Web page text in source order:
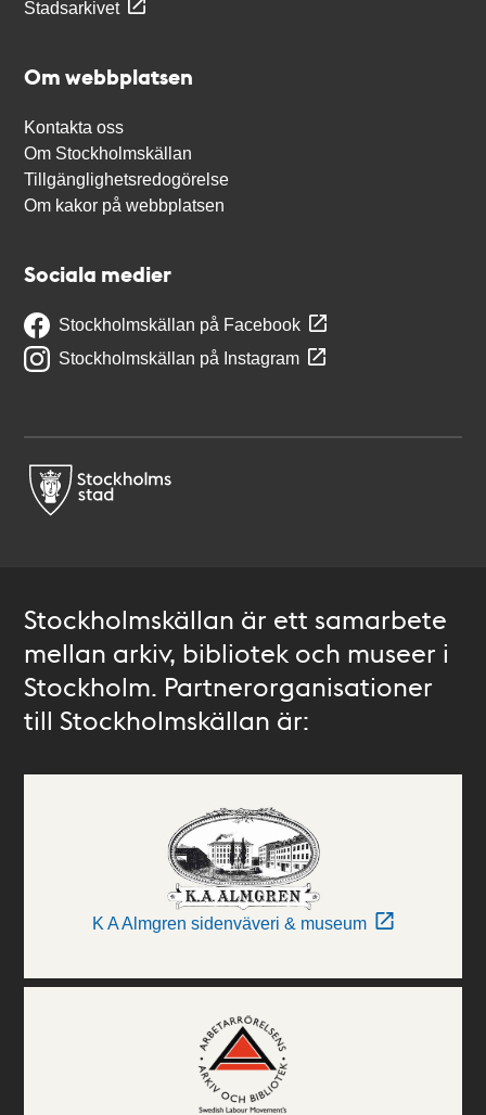
Stadsarkivet
Om webbplatsen
Kontakta oss
Om Stockholmskällan
Tillgänglighetsredogörelse
Om kakor på webbplatsen
Sociala medier
Stockholmskällan på Facebook
Stockholmskällan på Instagram
Stockholmskällan är ett samarbete
mellan arkiv, bibliotek och museer i
Stockholm. Partnerorganisationer
till Stockholmskällan är:
K A Almgren sidenväveri & museum